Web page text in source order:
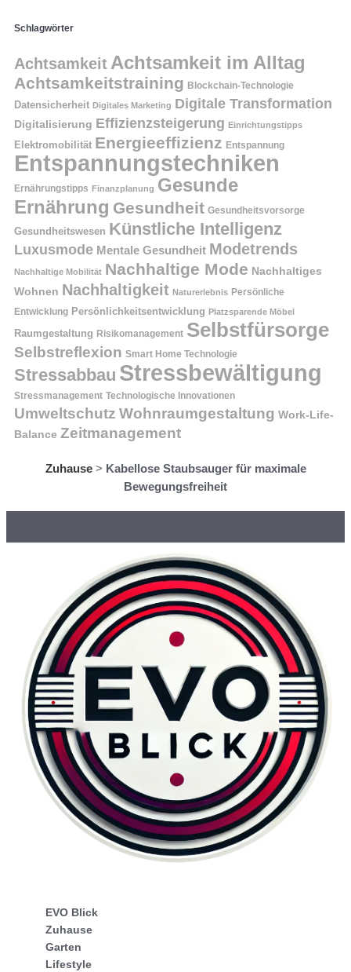
Schlagwörter
Achtsamkeit Achtsamkeit im Alltag
Achtsamkeitstraining Blockchain-Technologie
Datensicherheit Digitales Marketing Digitale Transformation
Digitalisierung Effizienzsteigerung Einrichtungstipps
Elektromobilität Energieeffizienz Entspannung
Entspannungstechniken
Ernährungstipps Finanzplanung Gesunde
Ernährung Gesundheit Gesundheitsvorsorge
Gesundheitswesen Künstliche Intelligenz
Luxusmode Mentale Gesundheit Modetrends
Nachhaltige Mobilität Nachhaltige Mode Nachhaltiges
Wohnen Nachhaltigkeit Naturerlebnis Persönliche
Entwicklung Persönlichkeitsentwicklung Platzsparende Möbel
Raumgestaltung Risikomanagement Selbstfürsorge
Selbstreflexion Smart Home Technologie
Stressabbau Stressbewältigung
Stressmanagement Technologische Innovationen
Umweltschutz Wohnraumgestaltung Work-Life-
Balance Zeitmanagement
Zuhause> Kabellose Staubsauger für maximale
Bewegungsfreiheit
EVO Blick
Zuhause
Garten
Lifestyle